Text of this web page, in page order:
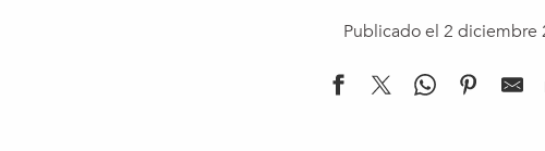
Publicado el 2 diciembre